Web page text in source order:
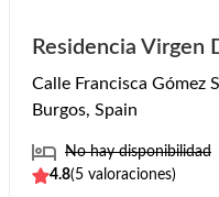
Residencia Virgen
Calle Francisca Gómez
Burgos, Spain
No hay disponibilidad
4.8(5 valoraciones)